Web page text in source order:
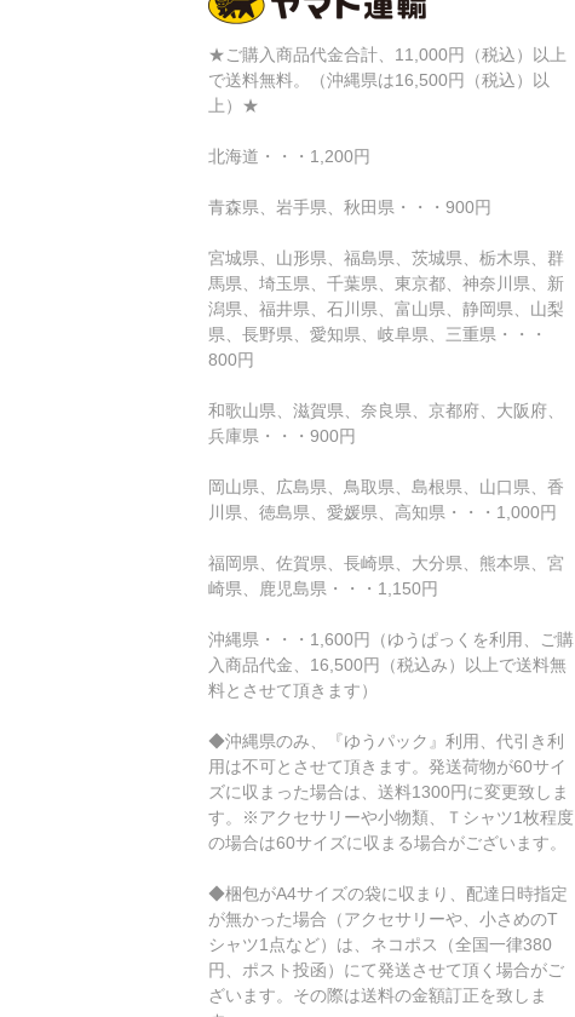
★ご購入商品代金合計、11,000円（税込）以上
で送料無料。（沖縄県は16,500円（税込）以
上）★
北海道・・・1,200円
青森県、岩手県、秋田県・・・900円
宮城県、山形県、福島県、茨城県、栃木県、群
馬県、埼玉県、千葉県、東京都、神奈川県、新
潟県、福井県、石川県、富山県、静岡県、山梨
県、長野県、愛知県、岐阜県、三重県・・・
800円
和歌山県、滋賀県、奈良県、京都府、大阪府、
兵庫県・・・900円
岡山県、広島県、鳥取県、島根県、山口県、香
川県、徳島県、愛媛県、高知県・・・1,000円
福岡県、佐賀県、長崎県、大分県、熊本県、宮
崎県、鹿児島県・・・1,150円
沖縄県・・・1,600円（ゆうぱっくを利用、ご購
入商品代金、16,500円（税込み）以上で送料無
料とさせて頂きます）
◆沖縄県のみ、『ゆうパック』利用、代引き利
用は不可とさせて頂きます。発送荷物が60サイ
ズに収まった場合は、送料1300円に変更致しま
す。※アクセサリーや小物類、Ｔシャツ1枚程度
の場合は60サイズに収まる場合がございます。
◆梱包がA4サイズの袋に収まり、配達日時指定
が無かった場合（アクセサリーや、小さめのT
シャツ1点など）は、ネコポス（全国一律380
円、ポスト投函）にて発送させて頂く場合がご
ざいます。その際は送料の金額訂正を致しま